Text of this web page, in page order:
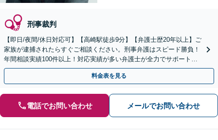
刑事裁判
【即日/夜間/休日対応可】【高崎駅徒歩9分】【弁護士歴20年以上】ご
家族が逮捕されたらすぐご相談ください。刑事弁護はスピード勝負！
年間相談実績100件以上！対応実績が多い弁護士が全力でサポートし
ます！
料金表を見る
電話でお問い合わせ メールでお問い合わせ